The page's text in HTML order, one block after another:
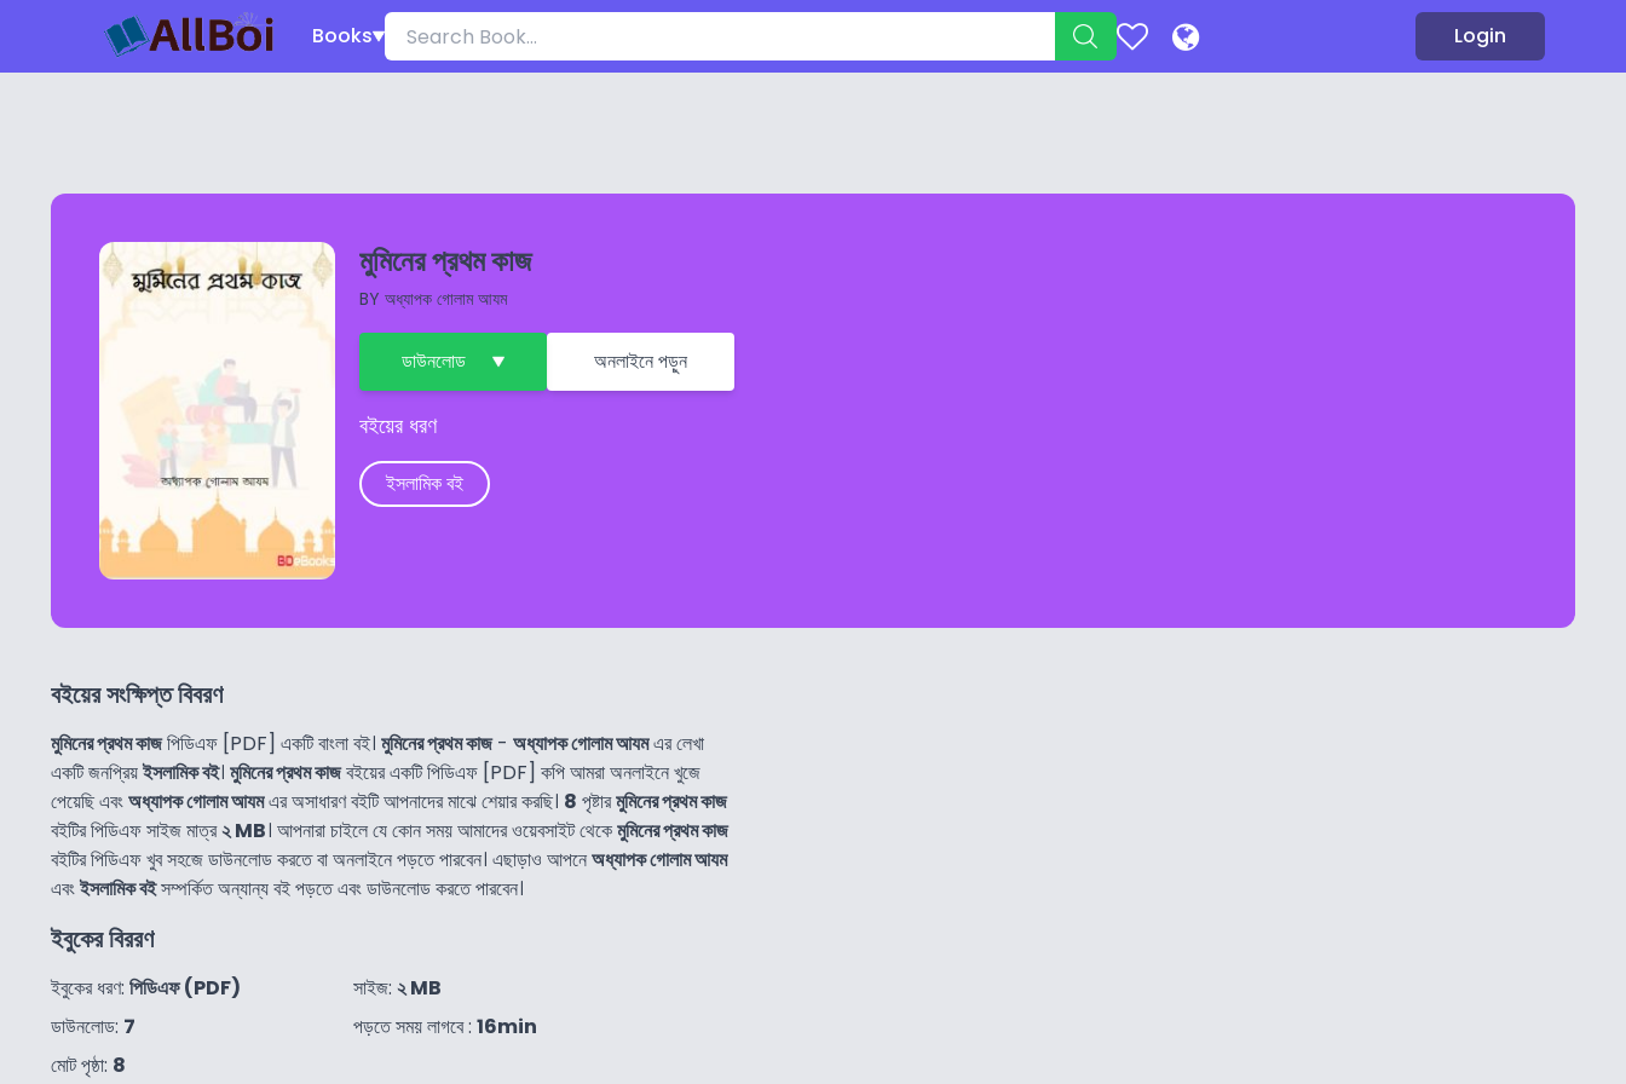
Books Login
মুমিনের প্রথম কাজ
BY অধ্যাপক গোলাম আযম
ডাউনলোড অনলাইনে পড়ুন
বইয়ের ধরণ
ইসলামিক বই
বইয়ের সংক্ষিপ্ত বিবরণ
মুমিনের প্রথম কাজপিডিএফ [PDF] একটি বাংলা বই। মুমিনের প্রথম কাজ- অধ্যাপক গোলাম আযমএর লেখা
একটি জনপ্রিয়ইসলামিক বই। মুমিনের প্রথম কাজবইয়ের একটি পিডিএফ [PDF] কপি আমরা অনলাইনে খুজে
পেয়েছি এবংঅধ্যাপক গোলাম আযমএর অসাধারণ বইটি আপনাদের মাঝে শেয়ার করছি। 8 পৃষ্টারমুমিনের প্রথম কাজ
বইটির পিডিএফ সাইজ মাত্র২ MB। আপনারা চাইলে যে কোন সময় আমাদের ওয়েবসাইট থেকেমুমিনের প্রথম কাজ
বইটির পিডিএফ খুব সহজে ডাউনলোড করতে বা অনলাইনে পড়তে পারবেন। এছাড়াও আপনেঅধ্যাপক গোলাম আযম
এবংইসলামিক বইসম্পর্কিত অন্যান্য বই পড়তে এবং ডাউনলোড করতে পারবেন।
ইবুকের বিররণ
ইবুকের ধরণ: পিডিএফ (PDF)
ডাউনলোড: 7
মোট পৃষ্ঠা: 8
সাইজ: ২ MB
পড়তে সময় লাগবে : 16min